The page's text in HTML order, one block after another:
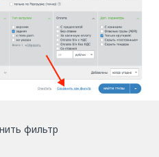
фильтр